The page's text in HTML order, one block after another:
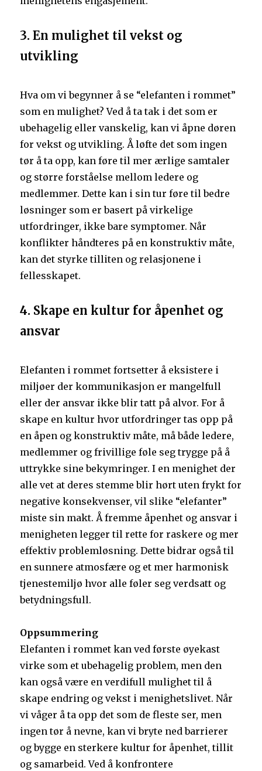
3. En mulighet til vekst og
utvikling
Hva om vi begynner å se “elefanten i rommet”
som en mulighet? Ved å ta tak i det som er
ubehagelig eller vanskelig, kan vi åpne døren
for vekst og utvikling. Å løfte det som ingen
tør å ta opp, kan føre til mer ærlige samtaler
og større forståelse mellom ledere og
medlemmer. Dette kan i sin tur føre til bedre
løsninger som er basert på virkelige
utfordringer, ikke bare symptomer. Når
konflikter håndteres på en konstruktiv måte,
kan det styrke tilliten og relasjonene i
fellesskapet.
4. Skape en kultur for åpenhet og
ansvar
Elefanten i rommet fortsetter å eksistere i
miljøer der kommunikasjon er mangelfull
eller der ansvar ikke blir tatt på alvor. For å
skape en kultur hvor utfordringer tas opp på
en åpen og konstruktiv måte, må både ledere,
medlemmer og frivillige føle seg trygge på å
uttrykke sine bekymringer. I en menighet der
alle vet at deres stemme blir hørt uten frykt for
negative konsekvenser, vil slike “elefanter”
miste sin makt. Å fremme åpenhet og ansvar i
menigheten legger til rette for raskere og mer
effektiv problemløsning. Dette bidrar også til
en sunnere atmosfære og et mer harmonisk
tjenestemiljø hvor alle føler seg verdsatt og
betydningsfull.
Oppsummering
Elefanten i rommet kan ved første øyekast
virke som et ubehagelig problem, men den
kan også være en verdifull mulighet til å
skape endring og vekst i menighetslivet. Når
vi våger å ta opp det som de fleste ser, men
ingen tør å nevne, kan vi bryte ned barrierer
og bygge en sterkere kultur for åpenhet, tillit
og samarbeid. Ved å konfrontere